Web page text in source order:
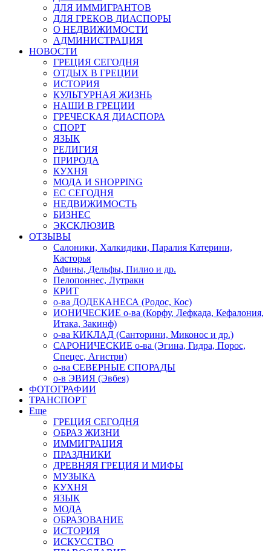
ДЛЯ ИММИГРАНТОВ
ДЛЯ ГРЕКОВ ДИАСПОРЫ
О НЕДВИЖИМОСТИ
АДМИНИСТРАЦИЯ
НОВОСТИ
ГРЕЦИЯ СЕГОДНЯ
ОТДЫХ В ГРЕЦИИ
ИСТОРИЯ
КУЛЬТУРНАЯ ЖИЗНЬ
НАШИ В ГРЕЦИИ
ГРЕЧЕСКАЯ ДИАСПОРА
СПОРТ
ЯЗЫК
РЕЛИГИЯ
ПРИРОДА
КУХНЯ
МОДА И SHOPPING
ЕС СЕГОДНЯ
НЕДВИЖИМОСТЬ
БИЗНЕС
ЭКСКЛЮЗИВ
ОТЗЫВЫ
Салоники, Халкидики, Паралия Катерини,
Касторья
Афины, Дельфы, Пилио и др.
Пелопоннес, Лутраки
КРИТ
о-ва ДОДЕКАНЕСА (Родос, Кос)
ИОНИЧЕСКИЕ о-ва (Корфу, Лефкада, Кефалония,
Итака, Закинф)
о-ва КИКЛАД (Санторини, Миконос и др.)
САРОНИЧЕСКИЕ о-ва (Эгина, Гидра, Порос,
Спецес, Агистри)
о-ва СЕВЕРНЫЕ СПОРАДЫ
о-в ЭВИЯ (Эвбея)
ФОТОГРАФИИ
ТРАНСПОРТ
Еще
ГРЕЦИЯ СЕГОДНЯ
ОБРАЗ ЖИЗНИ
ИММИГРАЦИЯ
ПРАЗДНИКИ
ДРЕВНЯЯ ГРЕЦИЯ И МИФЫ
МУЗЫКА
КУХНЯ
ЯЗЫК
МОДА
ОБРАЗОВАНИЕ
ИСТОРИЯ
ИСКУССТВО